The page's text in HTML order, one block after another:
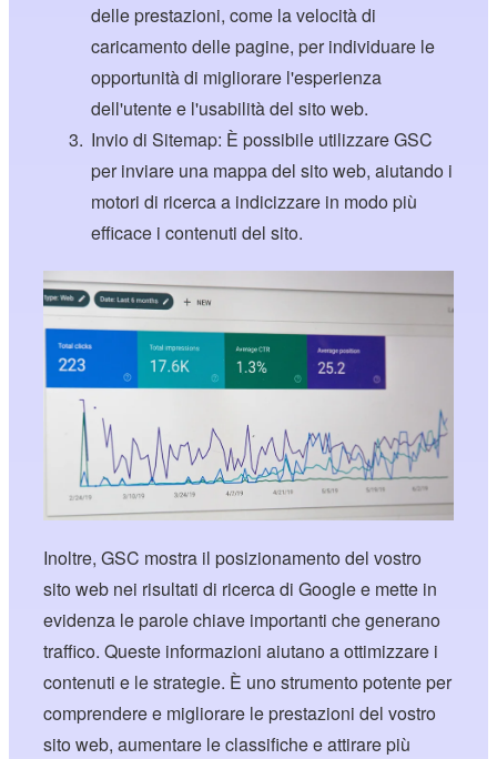
delle prestazioni, come la velocità di
caricamento delle pagine, per individuare le
opportunità di migliorare l'esperienza
dell'utente e l'usabilità del sito web.
Invio di Sitemap: È possibile utilizzare GSC
per inviare una mappa del sito web, aiutando i
motori di ricerca a indicizzare in modo più
efficace i contenuti del sito.
Inoltre, GSC mostra il posizionamento del vostro
sito web nei risultati di ricerca di Google e mette in
evidenza le parole chiave importanti che generano
traffico. Queste informazioni aiutano a ottimizzare i
contenuti e le strategie. È uno strumento potente per
comprendere e migliorare le prestazioni del vostro
sito web, aumentare le classifiche e attirare più